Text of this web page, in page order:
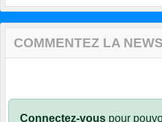
COMMENTEZ LA NEWS
Connectez-vous pour